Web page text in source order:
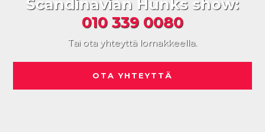
Scandinavian Hunks show:
010 339 0080
Tai ota yhteyttä lomakkeella.
OTA YHTEYTTÄ